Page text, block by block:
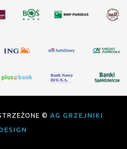
© AG GRZEJNIKI